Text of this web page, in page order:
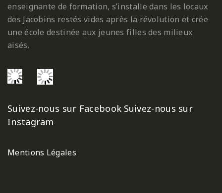
enseignante de formation, s’installe dans les locaux
des Jacobins restés vides après la révolution et crée
une école destinée aux jeunes filles des milieux
aisés.
Suivez-nous sur Facebook Suivez-nous sur
Instagram
Mentions Légales